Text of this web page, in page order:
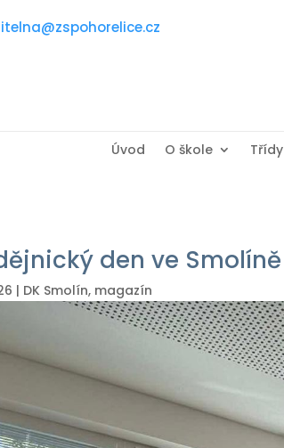
Úvod O škole Třídy
den ve Smolíně
| DK Smolín, magazín